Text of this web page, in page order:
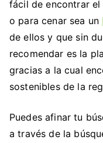
fácil de encontrar
o para cenar sea un
de ellos y que sin
recomendar es la
gracias a la cual
sostenibles de la
Puedes afinar tu
a través de la